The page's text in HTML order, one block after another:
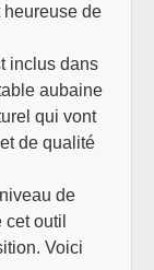
heureuse de
inclus dans
aubaine
qui vont
de qualité
de
outil
Voici